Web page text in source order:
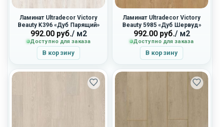
Ламинат Ultradecor Victory
Beauty K396 «Дуб Парящий»
992.00руб./ м2
Доступно для заказа
В корзину
Ламинат Ultradecor Victory
Beauty 5985 «Дуб Шервуд»
992.00руб./ м2
Доступно для заказа
В корзину